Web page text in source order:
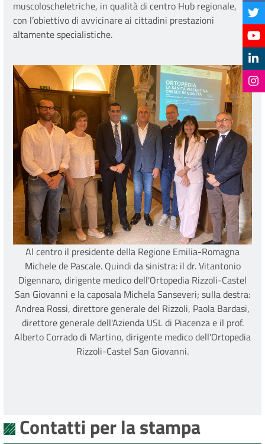
muscoloscheletriche, in qualità di centro Hub regionale,
con l’obiettivo di avvicinare ai cittadini prestazioni
altamente specialistiche.
Al centro il presidente della Regione Emilia-Romagna
Michele de Pascale. Quindi da sinistra: il dr. Vitantonio
Digennaro, dirigente medico dell'Ortopedia Rizzoli-Castel
San Giovanni e la caposala Michela Sanseveri; sulla destra:
Andrea Rossi, direttore generale del Rizzoli, Paola Bardasi,
direttore generale dell'Azienda USL di Piacenza e il prof.
Alberto Corrado di Martino, dirigente medico dell'Ortopedia
Rizzoli-Castel San Giovanni.
Contatti per la stampa